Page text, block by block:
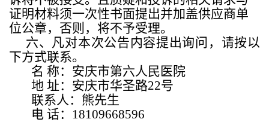
证明材料须一次性书面提出并加盖供应商单
位公章，否则，将不予受理。
六、凡对本次公告内容提出询问，请按以
下方式联系。
名 称：安庆市第六人民医院
地 址：安庆市华圣路22号
联系人：熊先生
电 话： 18109668596